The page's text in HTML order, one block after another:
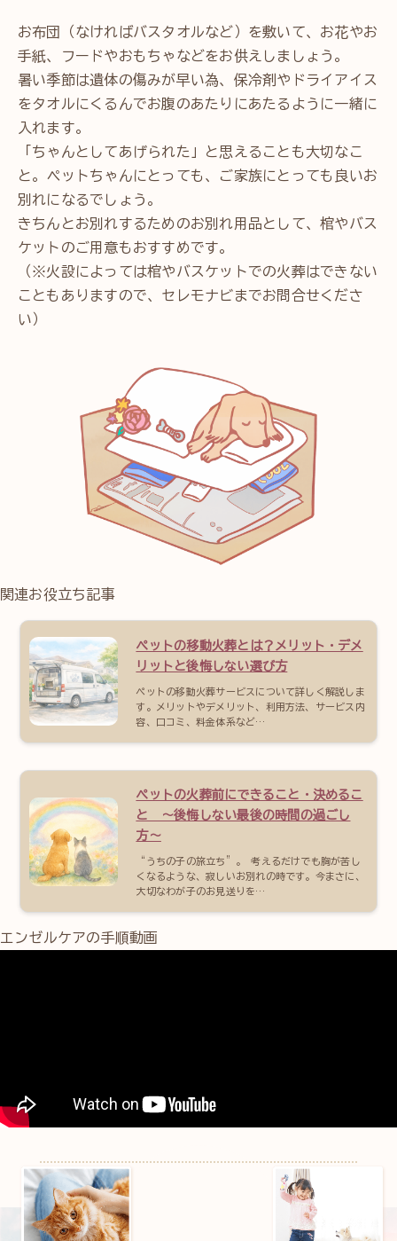
お布団（なければバスタオルなど）を敷いて、お花やお
手紙、フードやおもちゃなどをお供えしましょう。
暑い季節は遺体の傷みが早い為、保冷剤やドライアイス
をタオルにくるんでお腹のあたりにあたるように一緒に
入れます。
「ちゃんとしてあげられた」と思えることも大切なこ
と。ペットちゃんにとっても、ご家族にとっても良いお
別れになるでしょう。
きちんとお別れするためのお別れ用品として、棺やバス
ケットのご用意もおすすめです。
（※火設によっては棺やバスケットでの火葬はできない
こともありますので、セレモナビまでお問合せくださ
い）
関連お役立ち記事
ペットの移動火葬とは？メリット・デメ
リットと後悔しない選び方
ペットの移動火葬サービスについて詳しく解説しま
す。メリットやデメリット、利用方法、サービス内
容、口コミ、料金体系など…
ペットの火葬前にできること・決めるこ
と 〜後悔しない最後の時間の過ごし
方〜
“うちの子の旅立ち”。 考えるだけでも胸が苦し
くなるような、寂しいお別れの時です。今まさに、
大切なわが子のお見送りを…
エンゼルケアの手順動画